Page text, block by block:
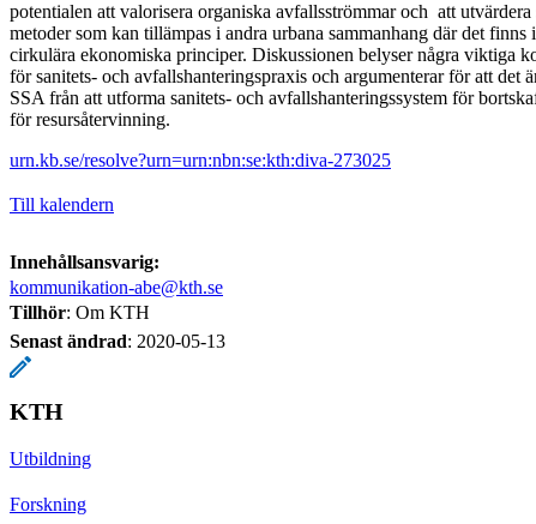
potentialen att valorisera organiska avfallsströmmar och att
metoder som kan tillämpas i andra urbana sammanhang där det finns
cirkulära ekonomiska principer. Diskussionen belyser några viktiga
för sanitets- och avfallshanteringspraxis och argumenterar för att det
SSA från att utforma sanitets- och avfallshanteringssystem för
för resursåtervinning.
urn.kb.se/resolve?urn=urn:nbn:se:kth:diva-273025
Till kalendern
Innehållsansvarig:
kommunikation-abe@kth.se
Tillhör: Om KTH
Senast ändrad: 2020-05-13
KTH
Utbildning
Forskning